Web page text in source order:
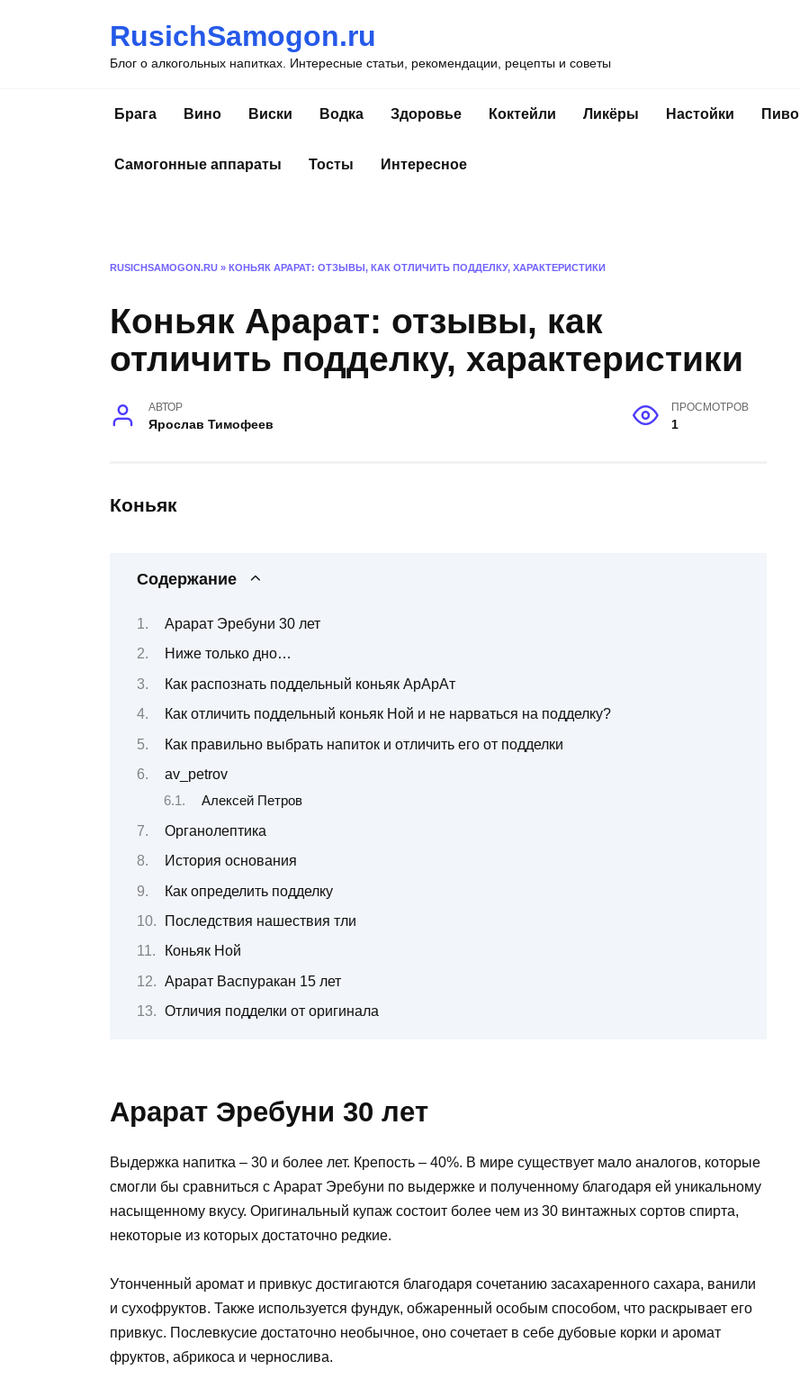
RusichSamogon.ru
Блог о алкогольных напитках. Интересные статьи, рекомендации, рецепты и советы
Брага Вино Виски Водка Здоровье Коктейли Ликёры Настойки Пиво
Самогонные аппараты Тосты Интересное
RUSICHSAMOGON.RU » КОНЬЯК АРАРАТ: ОТЗЫВЫ, КАК ОТЛИЧИТЬ ПОДДЕЛКУ, ХАРАКТЕРИСТИКИ
Коньяк Арарат: отзывы, как
отличить подделку, характеристики
АВТОР
Ярослав Тимофеев
ПРОСМОТРОВ
1
Коньяк
Содержание
Арарат Эребуни 30 лет
Ниже только дно…
Как распознать поддельный коньяк АрАрАт
Как отличить поддельный коньяк Ной и не нарваться на подделку?
Как правильно выбрать напиток и отличить его от подделки
av_petrov
Алексей Петров
Органолептика
История основания
Как определить подделку
Последствия нашествия тли
Коньяк Ной
Арарат Васпуракан 15 лет
Отличия подделки от оригинала
Арарат Эребуни 30 лет
Выдержка напитка – 30 и более лет. Крепость – 40%. В мире существует мало аналогов, которые
смогли бы сравниться с Арарат Эребуни по выдержке и полученному благодаря ей уникальному
насыщенному вкусу. Оригинальный купаж состоит более чем из 30 винтажных сортов спирта,
некоторые из которых достаточно редкие.
Утонченный аромат и привкус достигаются благодаря сочетанию засахаренного сахара, ванили
и сухофруктов. Также используется фундук, обжаренный особым способом, что раскрывает его
привкус. Послевкусие достаточно необычное, оно сочетает в себе дубовые корки и аромат
фруктов, абрикоса и чернослива.